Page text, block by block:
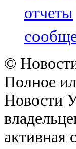
отчеты
©
Полное
Новости
активная